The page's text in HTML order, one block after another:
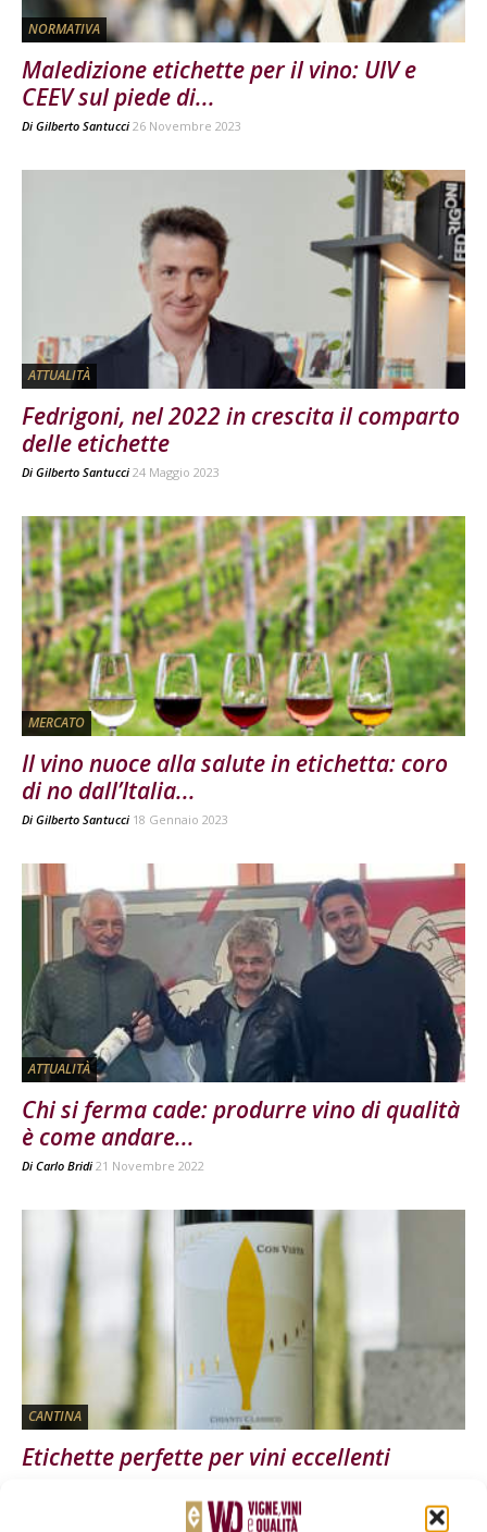
NORMATIVA
Maledizione etichette per il vino: UIV e
CEEV sul piede di...
Di Gilberto Santucci 26 Novembre 2023
ATTUALITÀ
Fedrigoni, nel 2022 in crescita il comparto
delle etichette
Di Gilberto Santucci 24 Maggio 2023
MERCATO
Il vino nuoce alla salute in etichetta: coro
di no dall’Italia...
Di Gilberto Santucci 18 Gennaio 2023
ATTUALITÀ
Chi si ferma cade: produrre vino di qualità
è come andare...
Di Carlo Bridi 21 Novembre 2022
CANTINA
Etichette perfette per vini eccellenti